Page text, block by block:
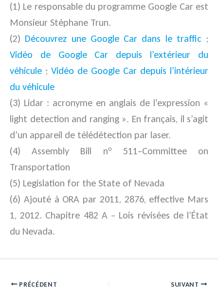
(1) Le responsable du programme Google Car est
Monsieur Stéphane Trun.
(2) Découvrez une Google Car dans le traffic;
Vidéo de Google Car depuis l’extérieur du
véhicule ; Vidéo de Google Car depuis l’intérieur
du véhicule
(3) Lidar : acronyme en anglais de l’expression «
light detection and ranging ». En français, il s’agit
d’un appareil de télédétection par laser.
(4) Assembly Bill no
511–Committee on
Transportation
(5) Legislation for the State of Nevada
(6) Ajouté à ORA par 2011, 2876, effective Mars
1, 2012. Chapitre 482 A – Lois révisées de l’État
du Nevada.
PRÉCÉDENT SUIVANT